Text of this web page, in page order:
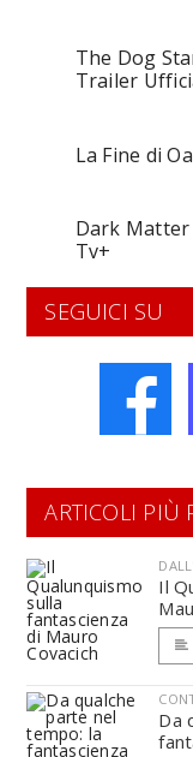
The Dog
Trailer
La Fine di
Dark
Tv+
SEGUICI SU
ARTICOLI PIÙ
Il
Da